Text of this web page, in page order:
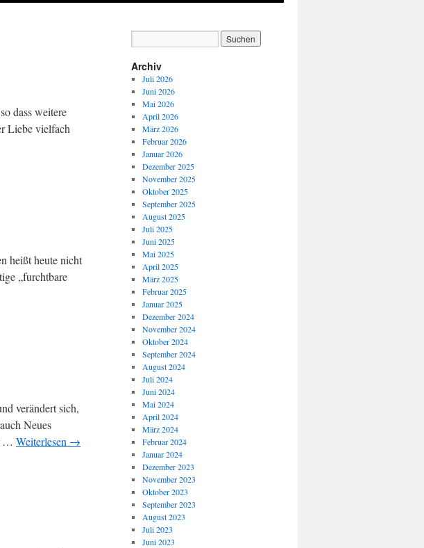
dass weitere
Liebe vielfach
heißt heute nicht
„furchtbare
verändert sich,
Neues
… Weiterlesen →
Archiv
Juli 2026
Juni 2026
Mai 2026
April 2026
März 2026
Februar 2026
Januar 2026
Dezember 2025
November 2025
Oktober 2025
September 2025
August 2025
Juli 2025
Juni 2025
Mai 2025
April 2025
März 2025
Februar 2025
Januar 2025
Dezember 2024
November 2024
Oktober 2024
September 2024
August 2024
Juli 2024
Juni 2024
Mai 2024
April 2024
März 2024
Februar 2024
Januar 2024
Dezember 2023
November 2023
Oktober 2023
September 2023
August 2023
Juli 2023
Juni 2023